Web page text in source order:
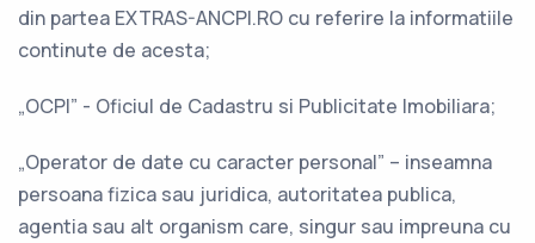
din partea EXTRAS-ANCPI.RO cu referire la informatiile
continute de acesta;
„OCPI” - Oficiul de Cadastru si Publicitate Imobiliara;
„Operator de date cu caracter personal” – inseamna
persoana fizica sau juridica, autoritatea publica,
agentia sau alt organism care, singur sau impreuna cu